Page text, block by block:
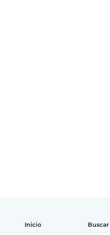
Inicio Buscar